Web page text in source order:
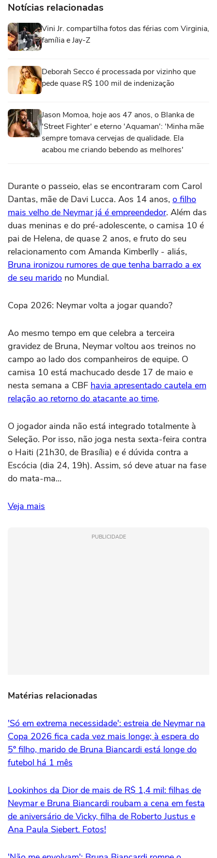
Notícias relacionadas
Vini Jr. compartilha fotos das férias com Virginia,
família e Jay-Z
Deborah Secco é processada por vizinho que
pede quase R$ 100 mil de indenização
Jason Momoa, hoje aos 47 anos, o Blanka de
'Street Fighter' e eterno 'Aquaman': 'Minha mãe
sempre tomava cervejas de qualidade. Ela
acabou me criando bebendo as melhores'
Durante o passeio, elas se encontraram com Carol
Dantas, mãe de Davi Lucca. Aos 14 anos, o filho
mais velho de Neymar já é empreendedor. Além das
duas meninas e do pré-adolescente, o camisa 10 é
pai de Helena, de quase 2 anos, e fruto do seu
relacionamento com Amanda Kimberlly - aliás,
Bruna ironizou rumores de que tenha barrado a ex
de seu marido no Mundial.
Copa 2026: Neymar volta a jogar quando?
Ao mesmo tempo em que celebra a terceira
gravidez de Bruna, Neymar voltou aos treinos no
campo ao lado dos companheiros de equipe. O
camisa 10 está machucado desde 17 de maio e
nesta semana a CBF havia apresentado cautela em
relação ao retorno do atacante ao time.
O jogador ainda não está integrado totalmente à
Seleção. Por isso, não joga nesta sexta-feira contra
o Haiti (21h30, de Brasília) e é dúvida contra a
Escócia (dia 24, 19h). Assim, só deve atuar na fase
do mata-ma...
Veja mais
PUBLICIDADE
Matérias relacionadas
'Só em extrema necessidade': estreia de Neymar na
Copa 2026 fica cada vez mais longe; à espera do
5º filho, marido de Bruna Biancardi está longe do
futebol há 1 mês
Lookinhos da Dior de mais de R$ 1,4 mil: filhas de
Neymar e Bruna Biancardi roubam a cena em festa
de aniversário de Vicky, filha de Roberto Justus e
Ana Paula Siebert. Fotos!